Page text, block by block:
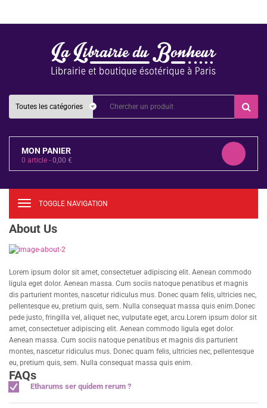
MON PANIER
0 article - 0,00 €
TOGGLE NAVIGATION
About Us
Lorem ipsum dolor sit amet, consectetuer adipiscing elit. Aenean commodo
ligula eget dolor. Aenean massa. Cum sociis natoque penatibus et magnis
dis parturient montes, nascetur ridiculus mus. Donec quam felis, ultricies nec,
pellentesque eu, pretium quis, sem. Nulla consequat massa quis enim. Donec
pede justo, fringilla vel, aliquet nec, vulputate eget, arcu.Lorem ipsum dolor sit
amet, consectetuer adipiscing elit. Aenean commodo ligula eget dolor.
Aenean massa. Cum sociis natoque penatibus et magnis dis parturient
montes, nascetur ridiculus mus. Donec quam felis, ultricies nec, pellentesque
eu, pretium quis, sem. Nulla consequat massa quis enim.
FAQs
Etharums ser quidem rerum ?